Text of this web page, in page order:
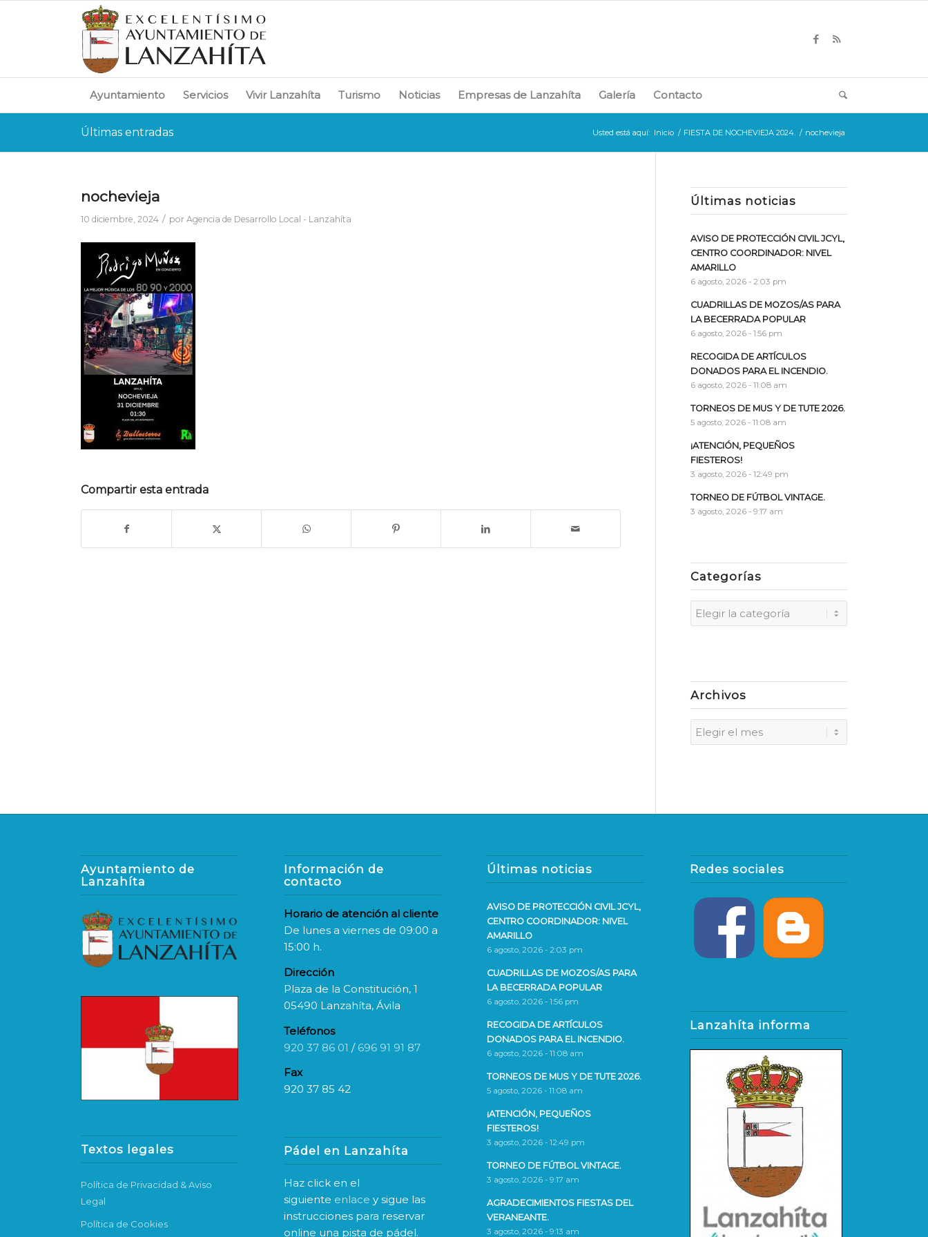
Ayuntamiento Servicios Vivir Lanzahíta Turismo Noticias Empresas de Lanzahíta Galería Contacto
Últimas entradas Usted está aquí: Inicio / FIESTA DE NOCHEVIEJA 2024. / nochevieja
nochevieja
10 diciembre, 2024 / porAgencia de Desarrollo Local - Lanzahíta
Compartir esta entrada
Últimas noticias
AVISO DE PROTECCIÓN CIVIL JCYL,
CENTRO COORDINADOR: NIVEL
AMARILLO
6 agosto, 2026 - 2:03 pm
CUADRILLAS DE MOZOS/AS PARA
LA BECERRADA POPULAR
6 agosto, 2026 - 1:56 pm
RECOGIDA DE ARTÍCULOS
DONADOS PARA EL INCENDIO.
6 agosto, 2026 - 11:08 am
TORNEOS DE MUS Y DE TUTE 2026.
5 agosto, 2026 - 11:08 am
¡ATENCIÓN, PEQUEÑOS
FIESTEROS!
3 agosto, 2026 - 12:49 pm
TORNEO DE FÚTBOL VINTAGE.
3 agosto, 2026 - 9:17 am
Categorías
Categorías
Archivos
Ayuntamiento de
Lanzahíta
Textos legales
Política de Privacidad & Aviso
Legal
Política de Cookies
Información de
contacto
Horario de atención al cliente
De lunes a viernes de 09:00 a
15:00 h.
Dirección
Plaza de la Constitución, 1
05490 Lanzahíta, Ávila
Teléfonos
920 37 86 01 / 696 91 91 87
Fax
920 37 85 42
Pádel en Lanzahíta
Haz click en el
siguiente enlace y sigue las
instrucciones para reservar
online una pista de pádel.
Últimas noticias
AVISO DE PROTECCIÓN CIVIL JCYL,
CENTRO COORDINADOR: NIVEL
AMARILLO
6 agosto, 2026 - 2:03 pm
CUADRILLAS DE MOZOS/AS PARA
LA BECERRADA POPULAR
6 agosto, 2026 - 1:56 pm
RECOGIDA DE ARTÍCULOS
DONADOS PARA EL INCENDIO.
6 agosto, 2026 - 11:08 am
TORNEOS DE MUS Y DE TUTE 2026.
5 agosto, 2026 - 11:08 am
¡ATENCIÓN, PEQUEÑOS
FIESTEROS!
3 agosto, 2026 - 12:49 pm
TORNEO DE FÚTBOL VINTAGE.
3 agosto, 2026 - 9:17 am
AGRADECIMIENTOS FIESTAS DEL
VERANEANTE.
3 agosto, 2026 - 9:13 am
Redes sociales
Lanzahíta informa